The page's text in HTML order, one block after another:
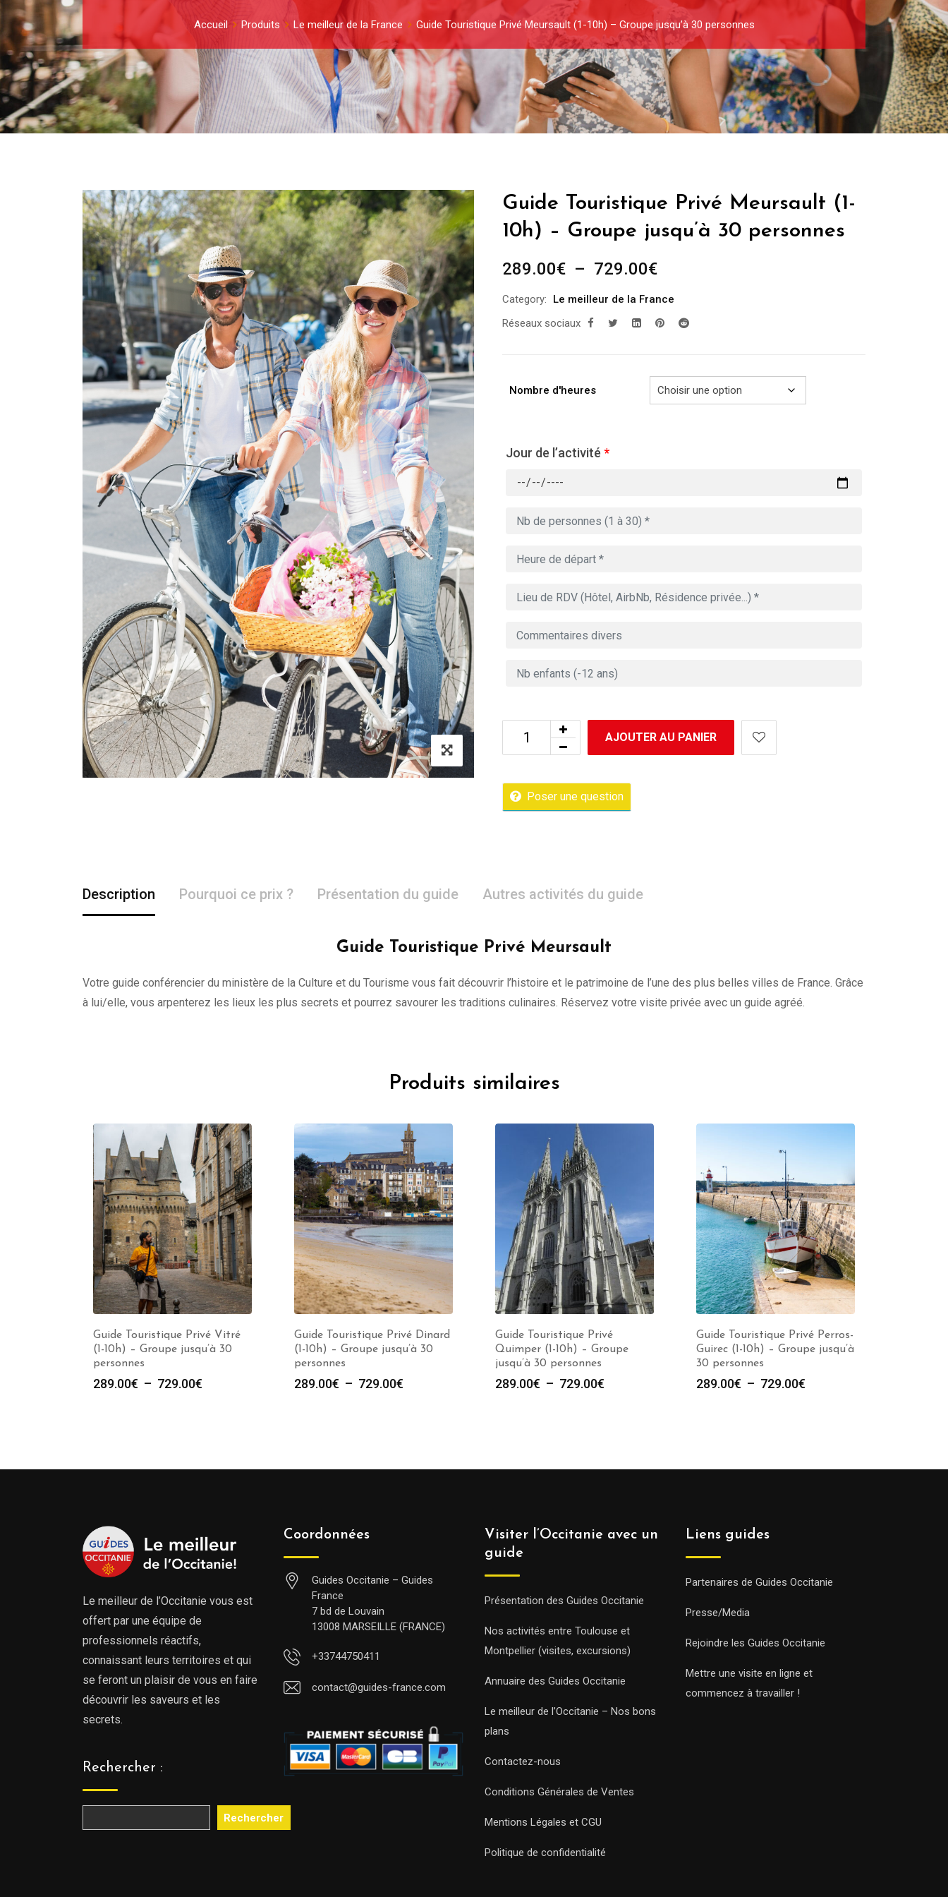
Accueil Produits Le meilleur de la France Guide Touristique Privé Meursault (1-10h) – Groupe jusqu’à 30 personnes
Guide Touristique Privé Meursault (1-
10h) – Groupe jusqu’à 30 personnes
289.00€ – 729.00€Plage
prix :
289.00€
Category:
Le meilleur de la France
Réseaux sociaux
Nombre d'heures
Jour de l’activité *
AJOUTER AU PANIER
Poser une question
Description Pourquoi ce prix ? Présentation du guide Autres activités du guide
Guide Touristique Privé Meursault
Votre guide conférencier du ministère de la Culture et du Tourisme vous fait découvrir l’histoire et le patrimoine de l’une des plus belles villes de France. Grâce
à lui/elle, vous arpenterez les lieux les plus secrets et pourrez savourer les traditions culinaires. Réservez votre visite privée avec un guide agréé.
Produits similaires
Guide Touristique Privé Vitré
(1-10h) – Groupe jusqu’à 30
personnes
289.00€ – 729.00€
Guide Touristique Privé Dinard
(1-10h) – Groupe jusqu’à 30
personnes
289.00€ – 729.00€
Guide Touristique Privé
Quimper (1-10h) – Groupe
jusqu’à 30 personnes
289.00€ – 729.00€
Guide Touristique Privé Perros-
Guirec (1-10h) – Groupe jusqu’à
30 personnes
289.00€ – 729.00€
Le meilleur de l’Occitanie vous est
offert par une équipe de
professionnels réactifs,
connaissant leurs territoires et qui
se feront un plaisir de vous en faire
découvrir les saveurs et les
secrets.
Rechercher :
Rechercher
Coordonnées
Guides Occitanie – Guides
France
7 bd de Louvain
13008 MARSEILLE (FRANCE)
+33744750411
contact@guides-france.com
Visiter l’Occitanie avec un
guide
Présentation des Guides Occitanie
Nos activités entre Toulouse et
Montpellier (visites, excursions)
Annuaire des Guides Occitanie
Le meilleur de l’Occitanie – Nos bons
plans
Contactez-nous
Conditions Générales de Ventes
Mentions Légales et CGU
Politique de confidentialité
Liens guides
Partenaires de Guides Occitanie
Presse/Media
Rejoindre les Guides Occitanie
Mettre une visite en ligne et
commencez à travailler !